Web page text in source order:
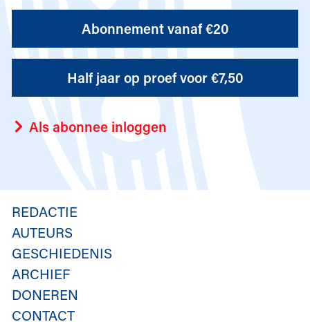
Abonnement vanaf €20
Half jaar op proef voor €7,50
Als abonnee inloggen
REDACTIE
AUTEURS
GESCHIEDENIS
ARCHIEF
DONEREN
CONTACT